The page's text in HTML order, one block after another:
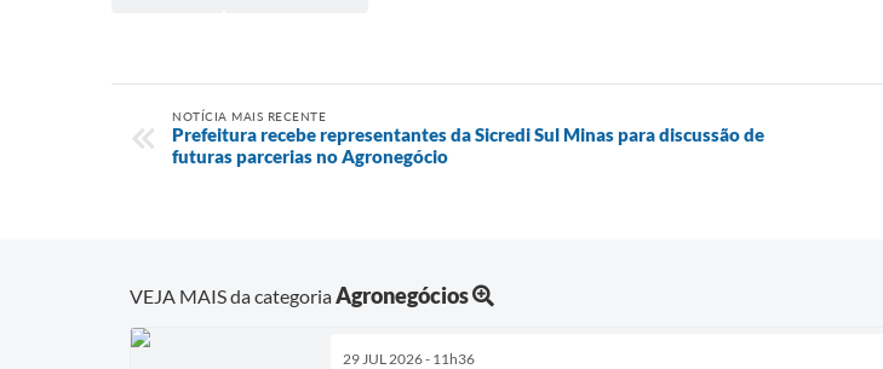
NOTÍCIA MAIS RECENTE
Prefeitura recebe representantes da Sicredi Sul Minas para discussão de
futuras parcerias no Agronegócio
VEJA MAIS da categoriaAgronegócios
29 JUL 2026 - 11h36